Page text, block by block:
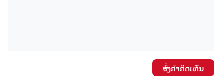
ສົ່ງຄໍາຄິດເຫັນ